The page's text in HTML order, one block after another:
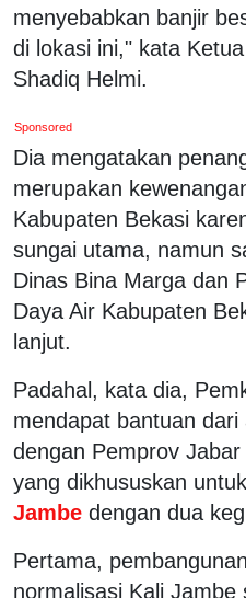
menyebabkan banjir
di lokasi ini," kata
Shadiq Helmi.
Sponsored
Dia mengatakan
merupakan
Kabupaten Bekasi
sungai utama, namun
Dinas Bina Marga dan
Daya Air Kabupaten
lanjut.
Padahal, kata dia,
mendapat bantuan dari
dengan Pemprov
yang dikhususkan untuk
Jambe dengan dua
Pertama,
normalisasi Kali